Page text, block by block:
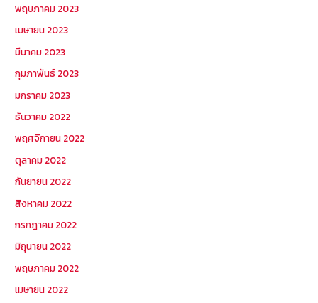
พฤษภาคม 2023
เมษายน 2023
มีนาคม 2023
กุมภาพันธ์ 2023
มกราคม 2023
ธันวาคม 2022
พฤศจิกายน 2022
ตุลาคม 2022
กันยายน 2022
สิงหาคม 2022
กรกฎาคม 2022
มิถุนายน 2022
พฤษภาคม 2022
เมษายน 2022